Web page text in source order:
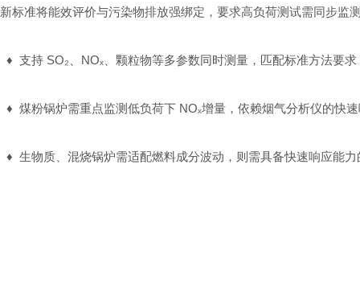
新标准将能效评价与污染物排放强绑定，要求高负荷测试需同步监
♦ 支持 SO₂、NOₓ、颗粒物等多参数同时测量，匹配标准方法要求
♦ 煤粉锅炉需重点监测低负荷下 NOₓ增量，依赖烟气分析仪的快
♦ 生物质、混烧锅炉需适配燃料成分波动，则需具备快速响应能